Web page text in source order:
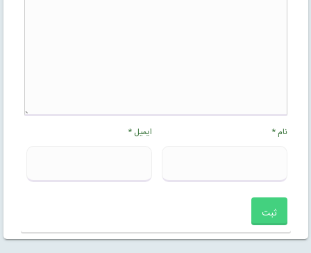
نام* ایمیل*